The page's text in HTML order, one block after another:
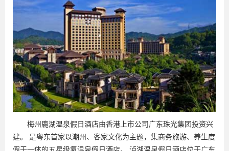
梅州鹿湖温泉假日酒店由香港上市公司广东珠光集团投资兴
建。 是粤东首家以潮州、客家文化为主题，集商务旅游、养生度
假于一体的五星级氡温泉假日酒店。 泸湖温泉假日酒店位于广东